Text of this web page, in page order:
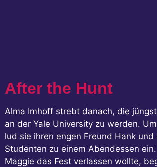
After the Hunt
Alma Imhoff strebt danach, die
an der Yale University zu werden.
lud sie ihren engen Freund Hank und
Studenten zu einem Abendessen
Maggie das Fest verlassen wollte,